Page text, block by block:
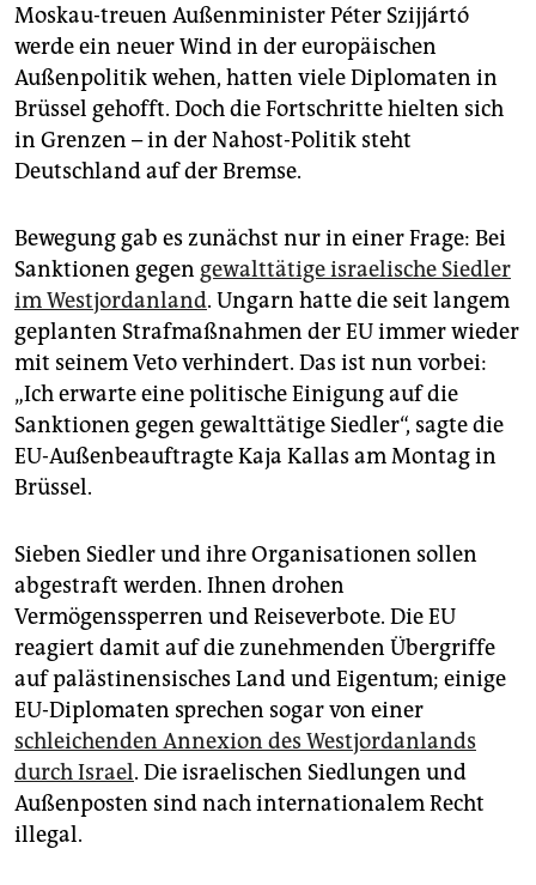
Moskau-treuen Außenminister Péter Szijjártó
werde ein neuer Wind in der europäischen
Außenpolitik wehen, hatten viele Diplomaten in
Brüssel gehofft. Doch die Fortschritte hielten sich
in Grenzen – in der Nahost-Politik steht
Deutschland auf der Bremse.
Bewegung gab es zunächst nur in einer Frage: Bei
Sanktionen gegen gewalttätige israelische Siedler
im Westjordanland. Ungarn hatte die seit langem
geplanten Strafmaßnahmen der EU immer wieder
mit seinem Veto verhindert. Das ist nun vorbei:
„Ich erwarte eine politische Einigung auf die
Sanktionen gegen gewalttätige Siedler“, sagte die
EU-Außenbeauftragte Kaja Kallas am Montag in
Brüssel.
Sieben Siedler und ihre Organisationen sollen
abgestraft werden. Ihnen drohen
Vermögenssperren und Reiseverbote. Die EU
reagiert damit auf die zunehmenden Übergriffe
auf palästinensisches Land und Eigentum; einige
EU-Diplomaten sprechen sogar von einer
schleichenden Annexion des Westjordanlands
durch Israel. Die israelischen Siedlungen und
Außenposten sind nach internationalem Recht
illegal.